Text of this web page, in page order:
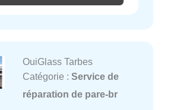
OuiGlass Tarbes
Catégorie : Service de
réparation de pare-br